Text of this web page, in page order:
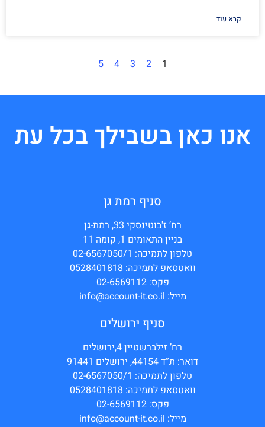
קרא עוד
1
2
3
4
5
אנו כאן בשבילך בכל עת
סניף רמת גן
רח’ ז'בוטינסקי 33, רמת-גן
בניין התאומים 1, קומה 11
טלפון לתמיכה: 02-6567050/1
וואטסאפ לתמיכה: 0528401818
פקס: 02-6569112
מייל: info@account-it.co.il
סניף ירושלים
רח’ זילברשטיין 4,ירושלים
דואר: ת”ד 44154, ירושלים 91441
טלפון לתמיכה: 02-6567050/1
וואטסאפ לתמיכה: 0528401818
פקס: 02-6569112
מייל: info@account-it.co.il